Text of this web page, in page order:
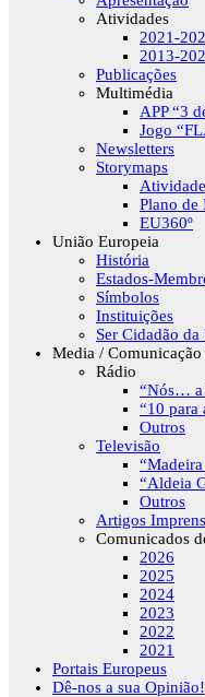
Atividades
2021-
2013-
Publicações
Multimédia
APP “3
Jogo
Newsletters
Storymaps
Plano de
EU360º
União Europeia
História
Estados-
Símbolos
Instituições
Ser Cidadão da
Media / Comunicação
Rádio
“Nós… a
“10 para
Outros
Televisão
“Aldeia
Outros
Artigos
Comunicados
2026
2025
2024
2023
2022
2021
Portais Europeus
Dê-nos a sua Opinião!